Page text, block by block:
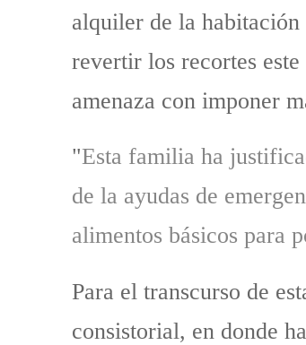
alquiler de la
revertir los recortes
amenaza con imponer
"Esta familia ha
de la ayudas de
alimentos básicos para
Para el transcurso de
consistorial, en donde